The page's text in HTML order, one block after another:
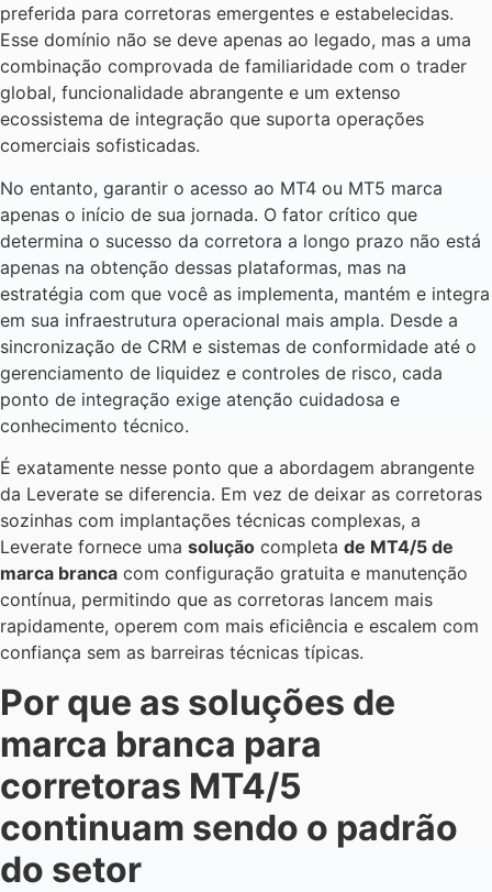
preferida para corretoras emergentes e estabelecidas.
Esse domínio não se deve apenas ao legado, mas a uma
combinação comprovada de familiaridade com o trader
global, funcionalidade abrangente e um extenso
ecossistema de integração que suporta operações
comerciais sofisticadas.
No entanto, garantir o acesso ao MT4 ou MT5 marca
apenas o início de sua jornada. O fator crítico que
determina o sucesso da corretora a longo prazo não está
apenas na obtenção dessas plataformas, mas na
estratégia com que você as implementa, mantém e integra
em sua infraestrutura operacional mais ampla. Desde a
sincronização de CRM e sistemas de conformidade até o
gerenciamento de liquidez e controles de risco, cada
ponto de integração exige atenção cuidadosa e
conhecimento técnico.
É exatamente nesse ponto que a abordagem abrangente
da Leverate se diferencia. Em vez de deixar as corretoras
sozinhas com implantações técnicas complexas, a
Leverate fornece uma solução completa de MT4/5 de
marca branca com configuração gratuita e manutenção
contínua, permitindo que as corretoras lancem mais
rapidamente, operem com mais eficiência e escalem com
confiança sem as barreiras técnicas típicas.
Por que as soluções de
marca branca para
corretoras MT4/5
continuam sendo o padrão
do setor